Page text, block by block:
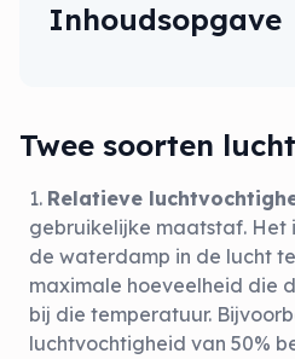
Inhoudsopgave
Twee soorten
Relatieve
gebruikelijke maatstaf. Het
de waterdamp in de lucht
maximale hoeveelheid die
bij die temperatuur.
luchtvochtigheid van 50%